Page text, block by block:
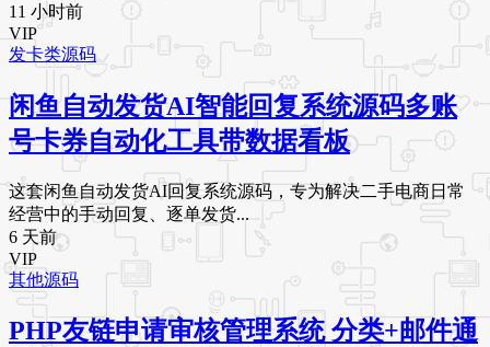
11 小时前
VIP
发卡类源码
闲鱼自动发货AI智能回复系统源码多账
号卡券自动化工具带数据看板
这套闲鱼自动发货AI回复系统源码，专为解决二手电商日常
经营中的手动回复、逐单发货...
6 天前
VIP
其他源码
PHP友链申请审核管理系统 分类+邮件通